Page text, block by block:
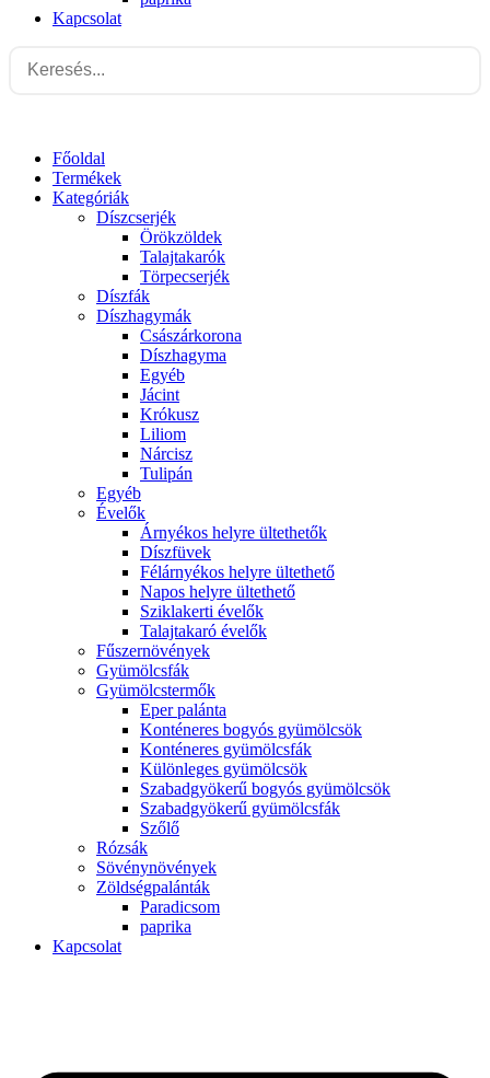
Kapcsolat
Főoldal
Termékek
Kategóriák
Díszcserjék
Örökzöldek
Talajtakarók
Törpecserjék
Díszfák
Díszhagymák
Császárkorona
Díszhagyma
Egyéb
Jácint
Krókusz
Liliom
Nárcisz
Tulipán
Egyéb
Évelők
Árnyékos helyre ültethetők
Díszfüvek
Félárnyékos helyre ültethető
Napos helyre ültethető
Sziklakerti évelők
Talajtakaró évelők
Fűszernövények
Gyümölcsfák
Gyümölcstermők
Eper palánta
Konténeres bogyós gyümölcsök
Konténeres gyümölcsfák
Különleges gyümölcsök
Szabadgyökerű bogyós gyümölcsök
Szabadgyökerű gyümölcsfák
Szőlő
Rózsák
Sövénynövények
Zöldségpalánták
Paradicsom
paprika
Kapcsolat